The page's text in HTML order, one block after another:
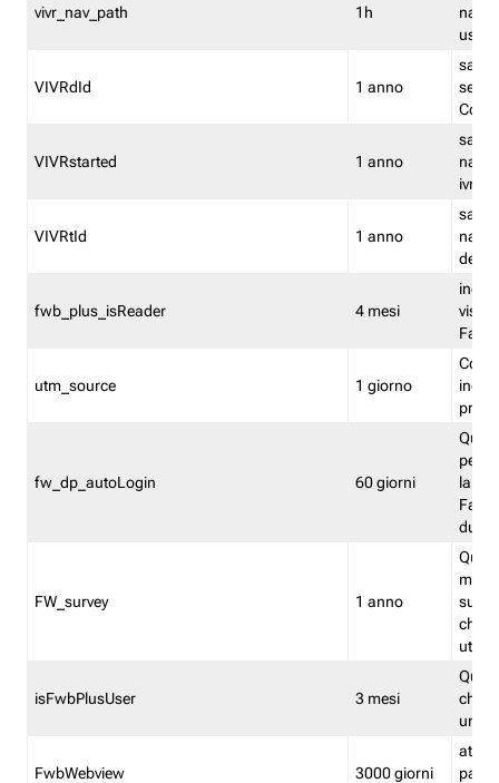
vivr_nav_path 1h
VIVRdId 1 anno
salva
Convy
VIVRstarted 1 anno
salva
ivr
VIVRtId 1 anno
salva
del
fwb_plus_isReader 4 mesi
utm_source 1 giorno
fw_dp_autoLogin 60 giorni
la
FW_survey 1 anno
utenti
isFwbPlusUser 3 mesi
che
una
FwbWebview 3000 giorni
attiva